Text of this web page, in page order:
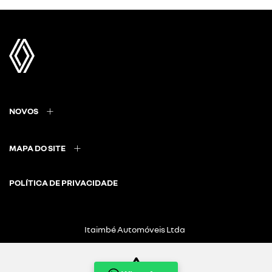
NOVOS
MAPA DO SITE
POLÍTICA DE PRIVACIDADE
Itaimbé Automóveis Ltda